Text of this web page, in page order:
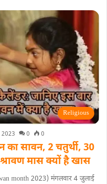
Religious
2023 0 0
का सावन, 2 चतुर्थी, 30
मास क्यों है खास
month 2023) मंगलवार 4 जुलाई